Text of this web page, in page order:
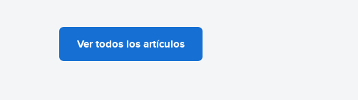
Ver todos los artículos